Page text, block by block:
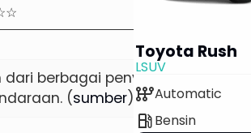
berbagai penyedia layanan.
(sumber)
Toyota Rush
LSUV
auto_transmissionAutomatic
local_gas_stationBensin